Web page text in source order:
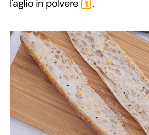
l'aglio in polvere
1 .